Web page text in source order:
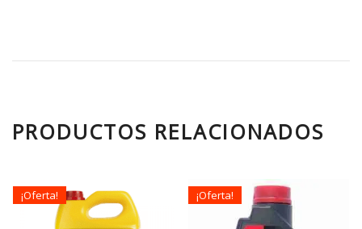
PRODUCTOS RELACIONADOS
¡Oferta! ¡Oferta!